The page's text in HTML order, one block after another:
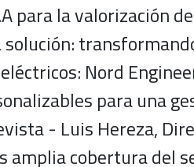
para la valorización
solución:
eléctricos: Nord
para una
- Luis Hereza,
amplia cobertura del